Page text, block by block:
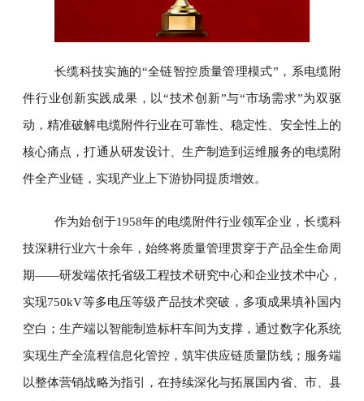
长缆科技实施的“全链智控质量管理模式”，系电缆附
件行业创新实践成果，以“技术创新”与“市场需求”为双驱
动，精准破解电缆附件行业在可靠性、稳定性、安全性上的
核心痛点，打通从研发设计、生产制造到运维服务的电缆附
件全产业链，实现产业上下游协同提质增效。
作为始创于1958年的电缆附件行业领军企业，长缆科
技深耕行业六十余年，始终将质量管理贯穿于产品全生命周
期——研发端依托省级工程技术研究中心和企业技术中心，
实现750kV等多电压等级产品技术突破，多项成果填补国内
空白；生产端以智能制造标杆车间为支撑，通过数字化系统
实现生产全流程信息化管控，筑牢供应链质量防线；服务端
以整体营销战略为指引，在持续深化与拓展国内省、市、县